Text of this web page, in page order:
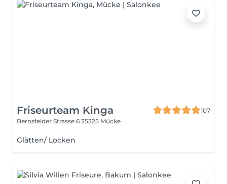
Friseurteam Kinga
107
Bernsfelder Strasse 6 35325 Mücke
Glätten/ Locken